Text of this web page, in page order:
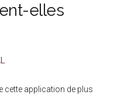
elles
cette application de plus